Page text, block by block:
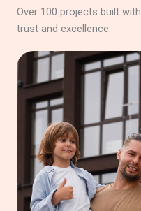
Over 100 projects built with
trust and excellence.